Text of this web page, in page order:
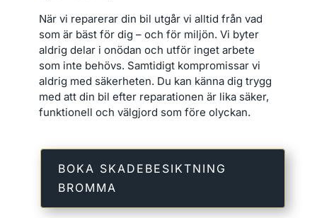
När vi reparerar din bil utgår vi alltid från vad
som är bäst för dig – och för miljön. Vi byter
aldrig delar i onödan och utför inget arbete
som inte behövs. Samtidigt kompromissar vi
aldrig med säkerheten. Du kan känna dig trygg
med att din bil efter reparationen är lika säker,
funktionell och välgjord som före olyckan.
BOKA SKADEBESIKTNING
BROMMA